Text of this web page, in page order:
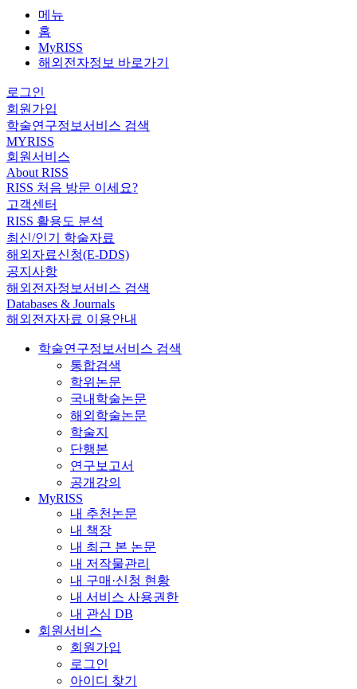
메뉴
홈
MyRISS
해외전자정보 바로가기
로그인
회원가입
학술연구정보서비스 검색
MYRISS
회원서비스
About RISS
RISS 처음 방문 이세요?
고객센터
RISS 활용도 분석
최신/인기 학술자료
해외자료신청(E-DDS)
공지사항
해외전자정보서비스 검색
Databases & Journals
해외전자자료 이용안내
학술연구정보서비스 검색
통합검색
학위논문
국내학술논문
해외학술논문
학술지
단행본
연구보고서
공개강의
MyRISS
내 추천논문
내 책장
내 최근 본 논문
내 저작물관리
내 구매·신청 현황
내 서비스 사용권한
내 관심 DB
회원서비스
회원가입
로그인
아이디 찾기